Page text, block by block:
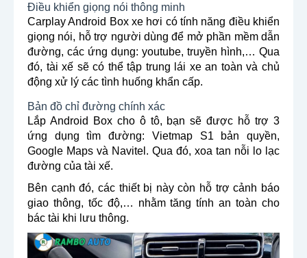
Điều khiển giọng nói thông minh
Carplay Android Box xe hơi có tính năng điều khiển
giọng nói, hỗ trợ người dùng để mở phần mềm dẫn
đường, các ứng dụng: youtube, truyền hình,… Qua
đó, tài xế sẽ có thể tập trung lái xe an toàn và chủ
động xử lý các tình huống khẩn cấp.
Bản đồ chỉ đường chính xác
Lắp Android Box cho ô tô, bạn sẽ được hỗ trợ 3
ứng dụng tìm đường: Vietmap S1 bản quyền,
Google Maps và Navitel. Qua đó, xoa tan nỗi lo lạc
đường của tài xế.
Bên cạnh đó, các thiết bị này còn hỗ trợ cảnh báo
giao thông, tốc độ,… nhằm tăng tính an toàn cho
bác tài khi lưu thông.